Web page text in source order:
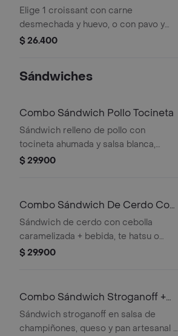
Bebida Calie
Elige 1 croissant con carne
desmechada y huevo, o con pavo y
huevo + 1 cappuccino 295 ml
$ 26.400
Sándwiches
Combo Sándwich Pollo Tocineta
Sándwich relleno de pollo con
tocineta ahumada y salsa blanca,
lonjas de queso y mayonesa con
$ 29.900
Combo Sándwich De Cerdo Con
Cebolla Cara
Sándwich de cerdo con cebolla
caramelizada + bebida, te hatsu o
capuccino 300 ml
$ 29.900
Combo Sándwich Stroganoff +
Bebida
Sándwich stroganoff en salsa de
champiñones, queso y pan artesanal +